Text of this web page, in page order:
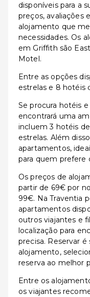
disponíveis para a
preços, avaliações
alojamento que
necessidades. Os
em Griffith são
Motel.
Entre as opções
estrelas e 8 hotéis
Se procura hotéis
encontrará uma
incluem 3 hotéis
estrelas. Além
apartamentos,
para quem prefere
Os preços de
partir de 69€ por
99€. Na Traventia
apartamentos
outros viajantes e
localização para
precisa. Reservar
alojamento,
reserva ao melhor
Entre os
os viajantes